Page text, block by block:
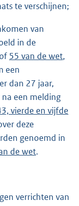
te verschijnen;
van
in de
55 van de wet,
een
dan 27 jaar,
een melding
vierde en vijfde
deze
genoemd in
de wet.
verrichten van